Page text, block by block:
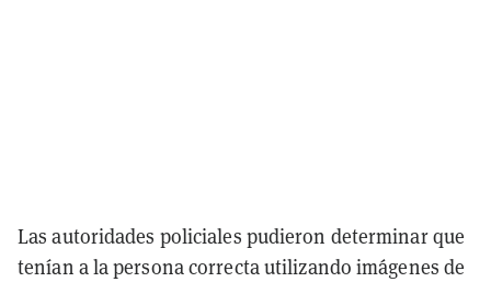
Las autoridades policiales pudieron determinar que
tenían a la persona correcta utilizando imágenes de